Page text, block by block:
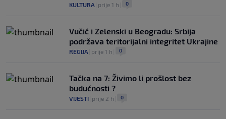
KULTURA prije 1 h 0
Vučić i Zelenski u Beogradu: Srbija
podržava teritorijalni integritet Ukrajine
REGIJA prije 1 h 0
Tačka na 7: Živimo li prošlost bez
budućnosti ?
VIJESTI prije 2 h 0